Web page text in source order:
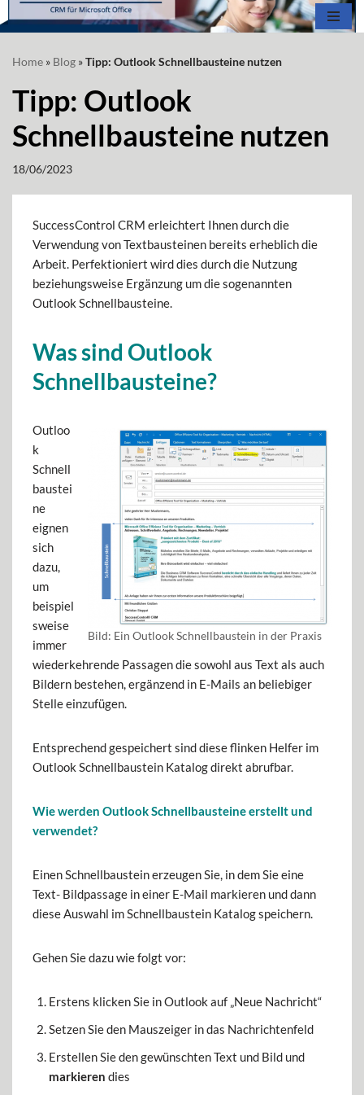
Inhalt
Home » Blog »Tipp: Outlook Schnellbausteine nutzen
Tipp: Outlook
Schnellbausteine nutzen
18/06/2023
SuccessControl CRM erleichtert Ihnen durch die
Verwendung von Textbausteinen bereits erheblich die
Arbeit. Perfektioniert wird dies durch die Nutzung
beziehungsweise Ergänzung um die sogenannten
Outlook Schnellbausteine.
Was sind Outlook
Schnellbausteine?
Bild: Ein Outlook Schnellbaustein in der Praxis
Outloo
k
Schnell
baustei
ne
eignen
sich
dazu,
um
beispiel
sweise
immer
wiederkehrende Passagen die sowohl aus Text als auch
Bildern bestehen, ergänzend in E-Mails an beliebiger
Stelle einzufügen.
Entsprechend gespeichert sind diese flinken Helfer im
Outlook Schnellbaustein Katalog direkt abrufbar.
Wie werden Outlook Schnellbausteine erstellt und
verwendet?
Einen Schnellbaustein erzeugen Sie, in dem Sie eine
Text- Bildpassage in einer E-Mail markieren und dann
diese Auswahl im Schnellbaustein Katalog speichern.
Gehen Sie dazu wie folgt vor:
Erstens klicken Sie in Outlook auf „Neue Nachricht“
Setzen Sie den Mauszeiger in das Nachrichtenfeld
Erstellen Sie den gewünschten Text und Bild und
markieren dies